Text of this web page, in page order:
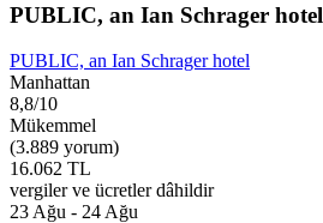
PUBLIC, an Ian Schrager hotel
PUBLIC, an Ian Schrager hotel
Manhattan
8,8/10
Mükemmel
(3.889 yorum)
16.062 TL
vergiler ve ücretler dâhildir
23 Ağu - 24 Ağu